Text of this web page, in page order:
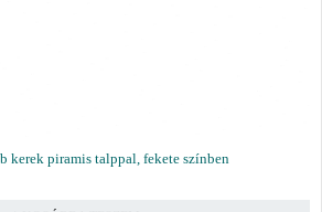
kerek piramis talppal, fekete színben